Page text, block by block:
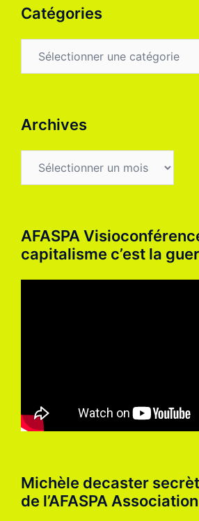
Catégories
Archives
AFASPA
capitalisme c’est la
Michèle decaster
de l’AFASPA